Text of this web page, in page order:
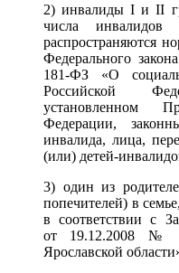
2) инвалиды I и II
числа
распространяются
Федерального
181-ФЗ «О
Российской
установленном
Федерации,
инвалида, лица,
(или) детей-
3) один из
попечителей) в
в соответствии с
от 19.12.2008 №
Ярославской